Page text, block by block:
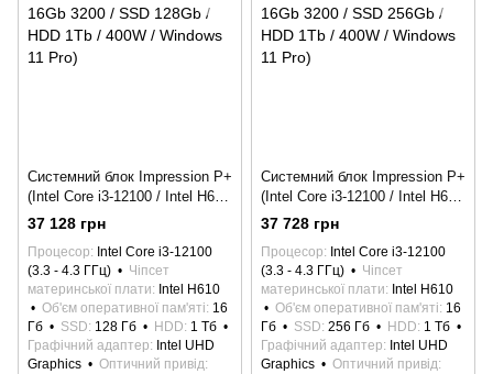
Системний блок Impression P+
(Intel Core i3-12100 / Intel H610
/ DDR4 16Gb 3200 / SSD
128Gb / HDD 1Tb / 400W /
Windows 11 Pro)
37 128 грн
Процесор
Intel Core i3-12100
(3.3 - 4.3 ГГц)
Чіпсет
материнської плати
Intel H610
Об'єм оперативної пам'яті 16
Гб
SSD 128 Гб HDD 1 Тб
Графічний адаптер
Intel UHD
Graphics
Оптичний привід
Системний блок Impression P+
(Intel Core i3-12100 / Intel H610
/ DDR4 16Gb 3200 / SSD
256Gb / HDD 1Tb / 400W /
Windows 11 Pro)
37 728 грн
Процесор
Intel Core i3-12100
(3.3 - 4.3 ГГц)
Чіпсет
материнської плати
Intel H610
Об'єм оперативної пам'яті 16
Гб
SSD 256 Гб HDD 1 Тб
Графічний адаптер
Intel UHD
Graphics
Оптичний привід